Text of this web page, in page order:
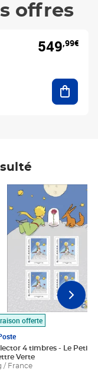
offres
549,99€
offerte
4 timbres - Le Petit
Verte
/ France
7,50€